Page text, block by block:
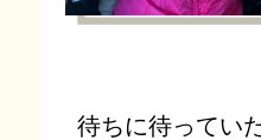
待ちに待ってい